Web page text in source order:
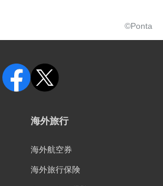
©Ponta
海外旅行
海外航空券
海外旅行保険